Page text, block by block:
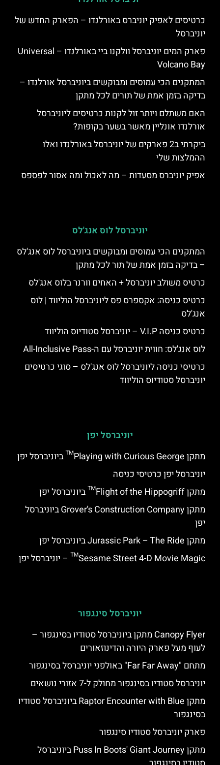
כרטיסים לאפיק יוניברס באורלנדו – הפארק החדש של
יוניברסל
פארק המים יוניברסל וולקנו ביי באורלנדו – Universal
Volcano Bay
המתקנים הכי עמוסים ומבוקשים ביוניברסל אורלנדו –
בדיקה בזמן אמת של תורים לכל מתקן
האם משתלם ויותר זול לקנות כרטיסים ליוניברסל
אורלנדו אונליין מאשר בשער בקופות?
ביקרתי ב2 פארקים של יוניברסל באורלנדו ואלו
ההמלצות שלי
אפיק יוניברס מסעדות – מה לאכול ומה אסור לפספס
יוניברסל לוס אנג'לס
המתקנים הכי עמוסים ומבוקשים ביוניברסל לוס אנג'לס
– בדיקה בזמן אמת של תור לכל מתקן
כרטיס משולב יוניברסל + האחים וורנר בלוס אנג'לס
כרטיס כניסה: אקספרס פס ליוניברסל הוליווד | לוס
אנג'לס
כרטיס כניסה V.I.P – יוניברסל סטודיוס הוליווד
לוס אנג'לס: חווית יוניברסל עם ה-All-Inclusive Pass
כרטיסי כניסה ליוניברסל לוס אנג'לס – סוגי כרטיסים
יוניברסל סטודיוס הוליווד
יוניברסל יפן
מתקן Playing with Curious George™ ביוניברסל יפן
יוניברסל יפן כרטיסי כניסה
מתקן Flight of the Hippogriff™ ביוניברסל יפן
מתקן Grover's Construction Company ביוניברסל
יפן
מתקן Jurassic Park – The Ride ביוניברסל יפן
Sesame Street 4-D Movie Magic™ – יוניברסל יפן
יוניברסל סינגפור
Canopy Flyer מתקן ביוניברסל סטודיו בסינגפור –
לעוף מעל פארק היורה והדינוזאורים
מתחם "Far Far Away" באולפני יוניברסל בסינגפור
יוניברסל סטודיו בסינגפור מחולק ל-7 אזורי נושאים
מתקן Raptor Encounter with Blue ביוניברסל סטודיו
בסינגפור
פארק יוניברסל סטודיו סינגפור
מתקן Puss In Boots' Giant Journey ביוניברסל